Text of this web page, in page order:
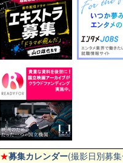
★募集カレンダー(撮影日別募